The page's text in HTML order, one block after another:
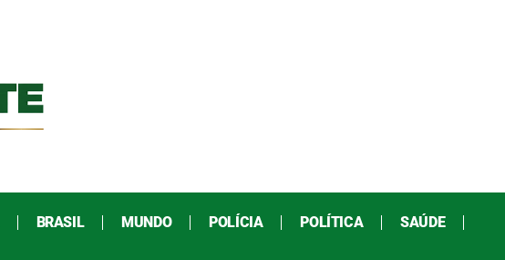
BRASIL MUNDO POLÍCIA POLÍTICA SAÚDE